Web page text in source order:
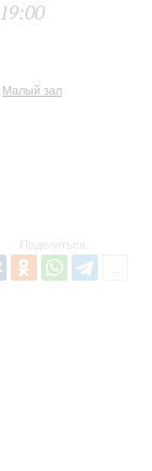
19:00
Малый зал
Поделиться: